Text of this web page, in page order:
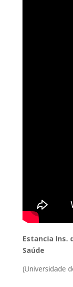
Estancia Ins.
Saúde
(Universidade